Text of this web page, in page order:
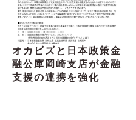
オカビズと日本政策金
融公庫岡崎支店が金融
支援の連携を強化